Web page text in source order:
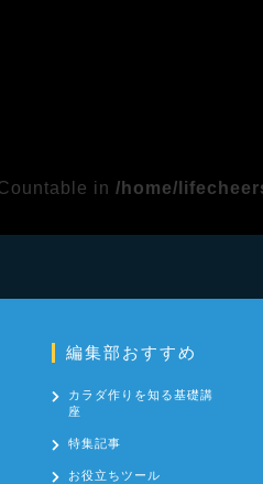
in /home/
編集部おすすめ
カラダ作りを知る基礎講
座
特集記事
お役立ちツール